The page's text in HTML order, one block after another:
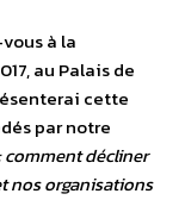
à la
au Palais de
cette
par notre
comment décliner
nos organisations